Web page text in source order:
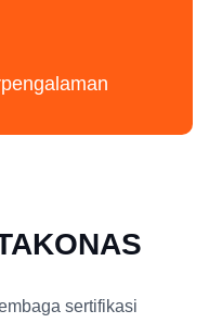
sertifikasi